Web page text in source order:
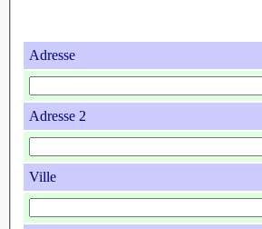
Adresse
Adresse 2
Ville